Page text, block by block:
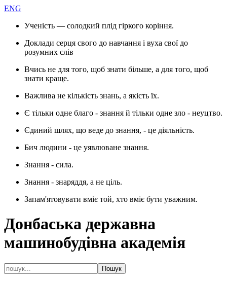
ENG
Ученість — солодкий плід гіркого коріння.
Доклади серця свого до навчання і вуха свої до
розумних слів
Вчись не для того, щоб знати більше, а для того, щоб
знати краще.
Важлива не кількість знань, а якість їх.
Є тільки одне благо - знання й тільки одне зло - неуцтво.
Єдиний шлях, що веде до знання, - це діяльність.
Бич людини - це уявлюване знання.
Знання - сила.
Знання - знаряддя, а не ціль.
Запам'ятовувати вміє той, хто вміє бути уважним.
Донбаська державна
машинобудівна академія